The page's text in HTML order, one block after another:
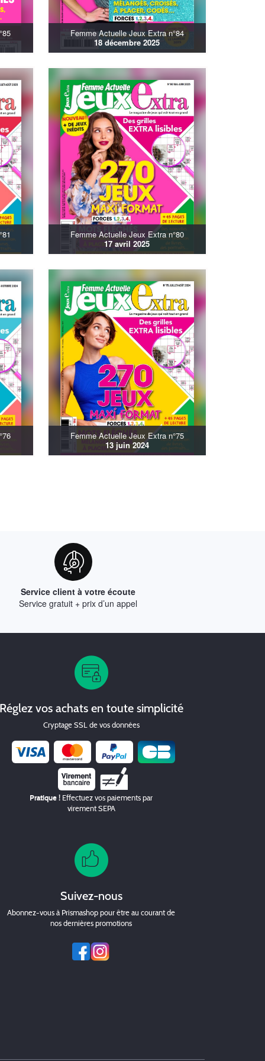
Femme Actuelle Jeux Extra n°84
18 décembre 2025
Femme Actuelle Jeux Extra n°80
17 avril 2025
Femme Actuelle Jeux Extra n°75
13 juin 2024
Service client à votre écoute
Service gratuit + prix d’un appel
vos achats en toute simplicité
Cryptage SSL de vos données
Chèque
Pratique ! Effectuez vos paiements par
virement SEPA
Suivez-nous
Abonnez-vous à Prismashop pour être au courant de
nos dernières promotions